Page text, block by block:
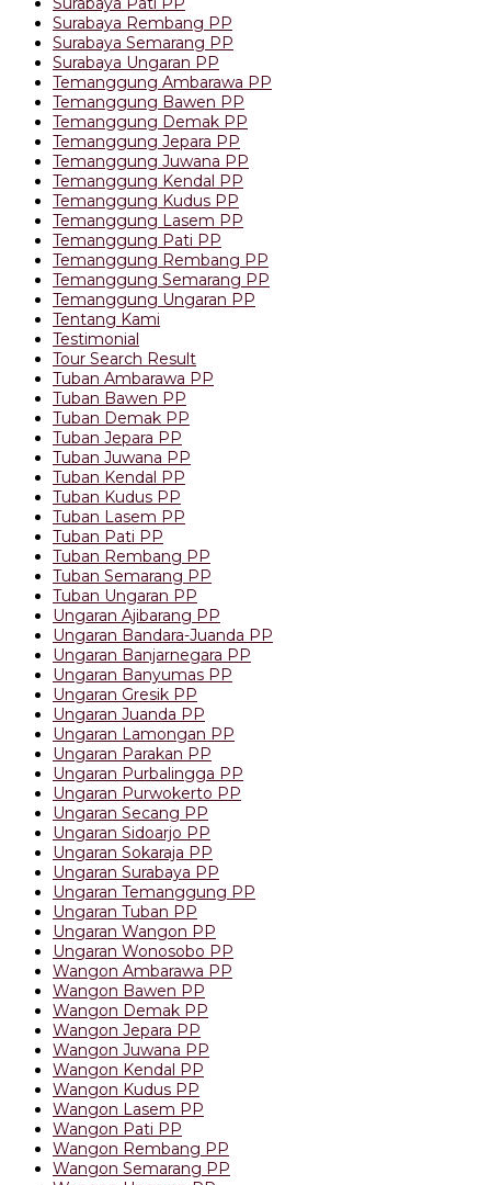
Surabaya Rembang PP
Surabaya Semarang PP
Surabaya Ungaran PP
Temanggung Ambarawa PP
Temanggung Bawen PP
Temanggung Demak PP
Temanggung Jepara PP
Temanggung Juwana PP
Temanggung Kendal PP
Temanggung Kudus PP
Temanggung Lasem PP
Temanggung Pati PP
Temanggung Rembang PP
Temanggung Semarang PP
Temanggung Ungaran PP
Tentang Kami
Testimonial
Tour Search Result
Tuban Ambarawa PP
Tuban Bawen PP
Tuban Demak PP
Tuban Jepara PP
Tuban Juwana PP
Tuban Kendal PP
Tuban Kudus PP
Tuban Lasem PP
Tuban Pati PP
Tuban Rembang PP
Tuban Semarang PP
Tuban Ungaran PP
Ungaran Ajibarang PP
Ungaran Bandara-Juanda PP
Ungaran Banjarnegara PP
Ungaran Banyumas PP
Ungaran Gresik PP
Ungaran Juanda PP
Ungaran Lamongan PP
Ungaran Parakan PP
Ungaran Purbalingga PP
Ungaran Purwokerto PP
Ungaran Secang PP
Ungaran Sidoarjo PP
Ungaran Sokaraja PP
Ungaran Surabaya PP
Ungaran Temanggung PP
Ungaran Tuban PP
Ungaran Wangon PP
Ungaran Wonosobo PP
Wangon Ambarawa PP
Wangon Bawen PP
Wangon Demak PP
Wangon Jepara PP
Wangon Juwana PP
Wangon Kendal PP
Wangon Kudus PP
Wangon Lasem PP
Wangon Pati PP
Wangon Rembang PP
Wangon Semarang PP